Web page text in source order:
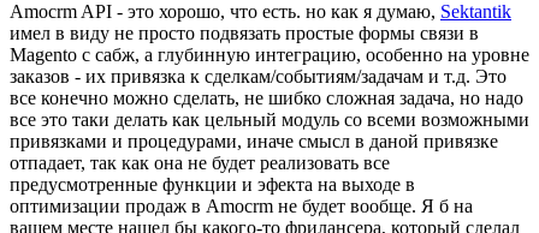
Amocrm API - это хорошо, что есть. но как я думаю, Sektantik
имел в виду не просто подвязать простые формы связи в
Magento с сабж, а глубинную интеграцию, особенно на уровне
заказов - их привязка к сделкам/событиям/задачам и т.д. Это
все конечно можно сделать, не шибко сложная задача, но надо
все это таки делать как цельный модуль со всеми возможными
привязками и процедурами, иначе смысл в даной привязке
отпадает, так как она не будет реализовать все
предусмотренные функции и эфекта на выходе в
оптимизации продаж в Amocrm не будет вообще. Я б на
вашем месте нашел бы какого-то фрилансера, который сделал